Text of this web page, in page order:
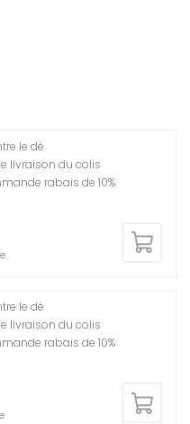
le dé
livraison du colis
rabais de 10%
le dé
livraison du colis
rabais de 10%